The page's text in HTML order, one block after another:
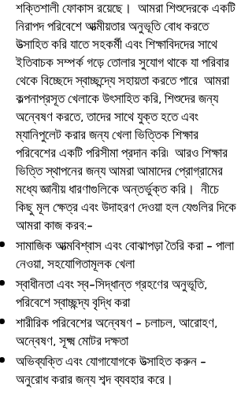
শক্তিশালী ফোকাস রয়েছে। আমরা শিশুদেরকে একটি
নিরাপদ পরিবেশে আত্মীয়তার অনুভূতি বোধ করতে
উত্সাহিত করি যাতে সহকর্মী এবং শিক্ষাবিদদের সাথে
ইতিবাচক সম্পর্ক গড়ে তোলার সুযোগ থাকে যা পরিবার
থেকে বিচ্ছেদে স্বাচ্ছন্দ্যে সহায়তা করতে পারে আমরা
কল্পনাপ্রসূত খেলাকে উৎসাহিত করি, শিশুদের জন্য
অন্বেষণ করতে, তাদের সাথে যুক্ত হতে এবং
ম্যানিপুলেট করার জন্য খেলা ভিত্তিক শিক্ষার
পরিবেশের একটি পরিসীমা প্রদান করি৷ আরও শিক্ষার
ভিত্তি স্থাপনের জন্য আমরা আমাদের প্রোগ্রামের
মধ্যে জ্ঞানীয় ধারণাগুলিকে অন্তর্ভুক্ত করি। নীচে
কিছু মূল ক্ষেত্র এবং উদাহরণ দেওয়া হল যেগুলির দিকে
আমরা কাজ করব:-
সামাজিক আত্মবিশ্বাস এবং বোঝাপড়া তৈরি করা - পালা
নেওয়া, সহযোগিতামূলক খেলা
স্বাধীনতা এবং স্ব-সিদ্ধান্ত গ্রহণের অনুভূতি,
পরিবেশে স্বাচ্ছন্দ্য বৃদ্ধি করা
শারীরিক পরিবেশের অন্বেষণ - চলাচল, আরোহণ,
অন্বেষণ, সূক্ষ্ম মোটর দক্ষতা
অভিব্যক্তি এবং যোগাযোগকে উত্সাহিত করুন -
অনুরোধ করার জন্য শব্দ ব্যবহার করে।